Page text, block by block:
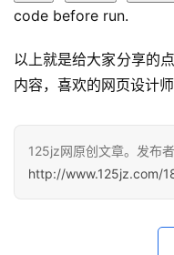
答
A
工
code before run.
以上就是给大家分享的
内容，喜欢的网页设计师
125jz网原创文章。发布
http://www.125jz.com/